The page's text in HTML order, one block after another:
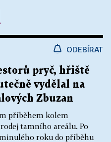
ODEBÍRAT
pryč, hřiště
vydělal na
Zbuzan
příběhem kolem
tamního areálu. Po
roku do příběhu